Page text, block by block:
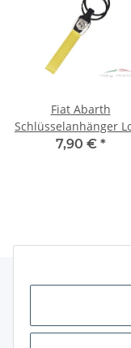
Fiat Abarth
Schlüsselanhänger
Band Leder gelb
7,90 € *